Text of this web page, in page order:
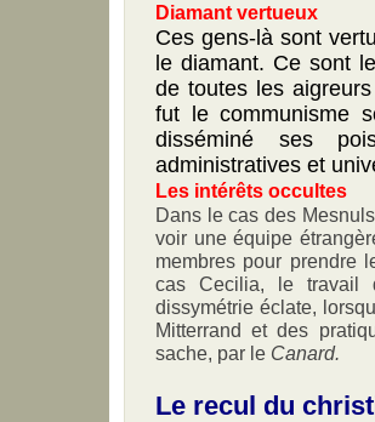
Diamant vertueux
Ces gens-là sont
le diamant. Ce sont
de toutes les
fut le communisme
disséminé ses
administratives et
Les intérêts occultes
Dans le cas des
voir une équipe
membres pour prendre
cas Cecilia, le travail
dissymétrie éclate,
Mitterrand et des
sache, par le Canard.
Le recul du